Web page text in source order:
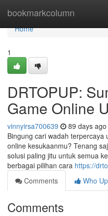
bookmarkcolumn
Home
Home
1
DRTOPUP:
Game Online
vinnyirsa700639 89 days ago
Bingung cari wadah
online kesukaanmu? Tenang
solusi paling jitu untuk semua
berbagai pilihan cara https://
Comments
Who
Comments